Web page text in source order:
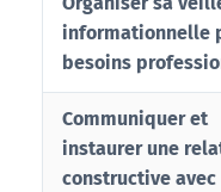
informationnelle
besoins
Communiquer et
instaurer une
constructive avec